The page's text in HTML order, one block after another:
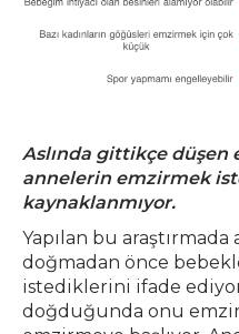
Aslında gittikçe düşen
annelerin emzirmek
kaynaklanmıyor.
Yapılan bu
doğmadan önce
istediklerini ifade
doğduğunda onu